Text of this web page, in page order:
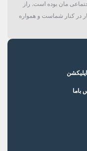
مان بوده است. راز
در کنار شماست و همواره
باما